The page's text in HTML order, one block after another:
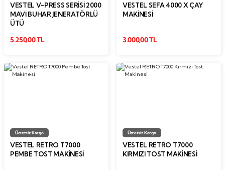
VESTEL V-PRESS SERISI 2000
MAVI BUHAR JENERATÖRLÜ
ÜTÜ
5.250,00 TL
VESTEL SEFA 4000 X ÇAY
MAKINESI
3.000,00 TL
Ücretsiz Kargo
VESTEL RETRO T7000
PEMBE TOST MAKINESI
Ücretsiz Kargo
VESTEL RETRO T7000
KIRMIZI TOST MAKINESI